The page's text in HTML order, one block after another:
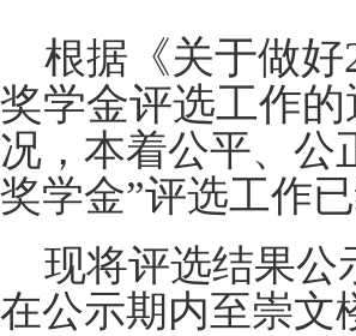
根据 《关于做好
奖学金评选工作的
况，本着公平、公
奖学金”评选工作
现将评选结果公
在公示期内至崇文